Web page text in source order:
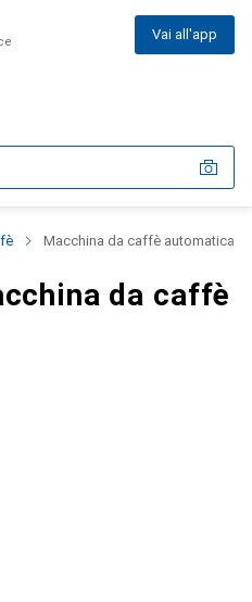
Vai all'app
Macchina da caffè automatica
da caffè